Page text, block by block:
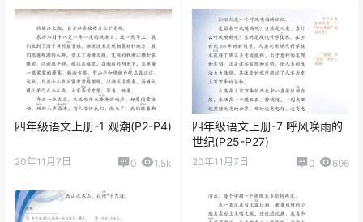
四年级语文上册-1 观潮(P2-P4)
20年11月7日 0 1.5k
四年级语文上册-7 呼风唤雨的
世纪(P25-P27)
20年11月7日 0 696